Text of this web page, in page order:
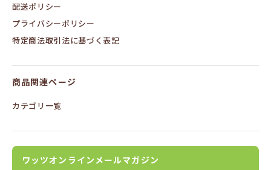
配送ポリシー
プライバシーポリシー
特定商法取引法に基づく表記
商品関連ページ
カテゴリ一覧
ワッツオンラインメールマガジン